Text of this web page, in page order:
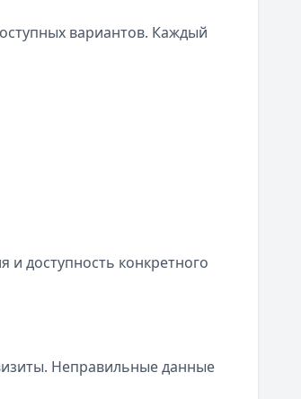
вариантов. Каждый
доступность конкретного
Неправильные данные